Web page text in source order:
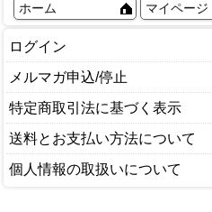
ホーム マイページ
ログイン
メルマガ申込/停止
特定商取引法に基づく表示
送料とお支払い方法について
個人情報の取扱いについて